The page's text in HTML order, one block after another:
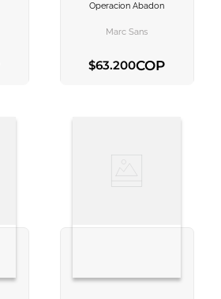
Operacion Abadon
Marc Sans
$63.200COP